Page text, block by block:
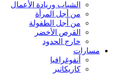
الشباب وريادة الأعمال
من أجل المرأة
من أجل الطفولة
القرص الأخضر
خارج الحدود
مسارات
أنفوغرافيا
كاريكاتير